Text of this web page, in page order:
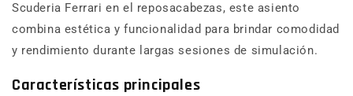
Scuderia Ferrari en el reposacabezas, este asiento
combina estética y funcionalidad para brindar comodidad
y rendimiento durante largas sesiones de simulación.
Características principales